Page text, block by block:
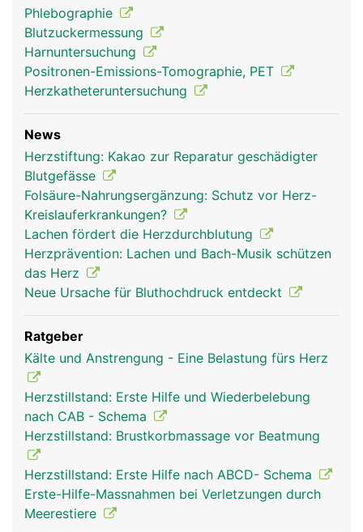
blutkreislauf frau blutkreislauf mann
Phlebographie
Blutzuckermessung
Harnuntersuchung
Positronen-Emissions-Tomographie, PET
Herzkatheteruntersuchung
News
Herzstiftung: Kakao zur Reparatur geschädigter
Blutgefässe
Folsäure-Nahrungsergänzung: Schutz vor Herz-
Kreislauferkrankungen?
Lachen fördert die Herzdurchblutung
Herzprävention: Lachen und Bach-Musik schützen
das Herz
Neue Ursache für Bluthochdruck entdeckt
Ratgeber
Kälte und Anstrengung - Eine Belastung fürs Herz
Herzstillstand: Erste Hilfe und Wiederbelebung
nach CAB - Schema
Herzstillstand: Brustkorbmassage vor Beatmung
Herzstillstand: Erste Hilfe nach ABCD- Schema
Erste-Hilfe-Massnahmen bei Verletzungen durch
Meerestiere